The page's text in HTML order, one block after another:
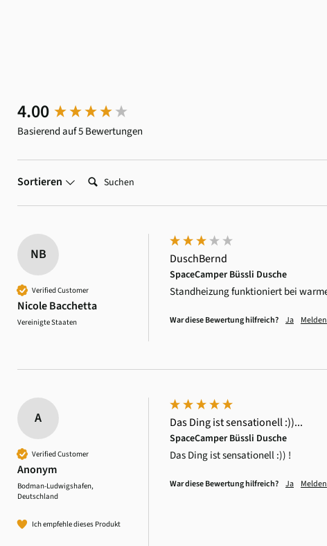
4.00
Basierend auf 5 Bewertungen
Sortieren Suchen:
NB
Verified Customer
Nicole Bacchetta
Vereinigte Staaten
DuschBernd
SpaceCamper Büssli Dusche
Standheizung funktioniert bei
War diese Bewertung hilfreich? Ja Melden
A
Verified Customer
Anonym
Bodman-Ludwigshafen,
Deutschland
Ich empfehle dieses Produkt
Das Ding ist sensationell :))...
SpaceCamper Büssli Dusche
Das Ding ist sensationell :)) !
War diese Bewertung hilfreich? Ja Melden
New content loaded